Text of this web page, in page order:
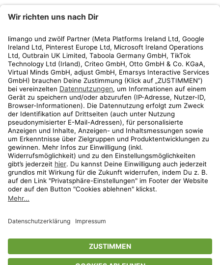
Kundenservice
Shop
Aktionen
Travel
* Streichpreise entsprechen der unverbindlichen Preisempfehlung des